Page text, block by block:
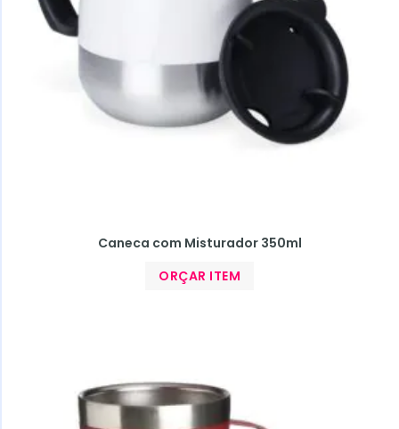
Caneca com Misturador 350ml
ORÇAR ITEM